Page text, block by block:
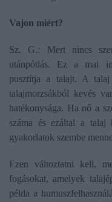
Vajon miért?
Sz. G.: Mert nincs
utánpótlás. Ez a mai
pusztítja a talajt. A
talajmorzsákból kevés
hatékonysága. Ha nő a
száma és ezáltal a talaj
gyakorlatok szembe
Ezen változtatni kell,
fogásokat, amelyek
példa a